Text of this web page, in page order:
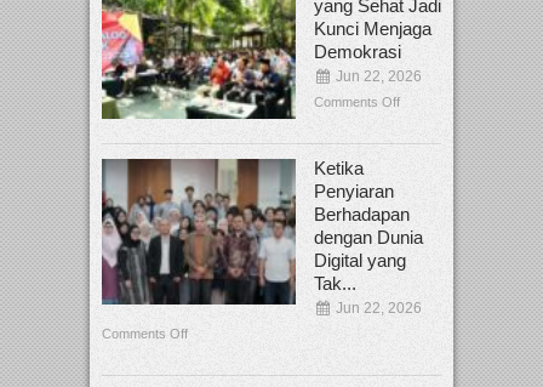
yang Sehat Jadi
Kunci Menjaga
Demokrasi
Jun 22, 2026
Comments Off
Ketika
Penyiaran
Berhadapan
dengan Dunia
Digital yang
Tak...
Jun 22, 2026
Comments Off